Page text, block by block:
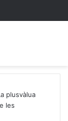
plusvàlua
les